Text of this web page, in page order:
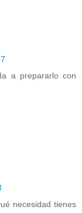
a prepararlo con
necesidad tienes